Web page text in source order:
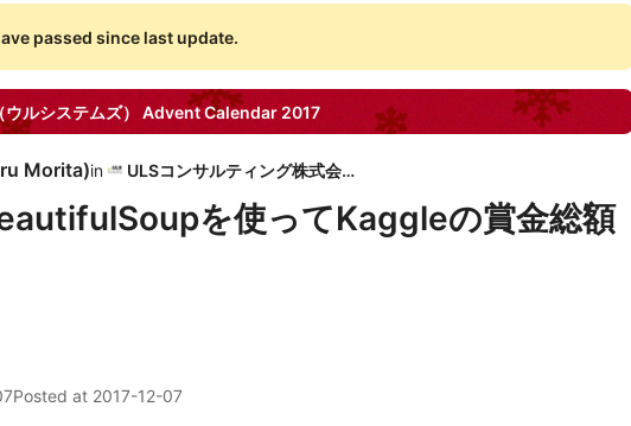
passed since last update.
ルシステムズ） Advent Calendar 2017
Morita)in ULSコンサルティング株式会社
を使ってKaggleの賞金総額
Posted at 2017-12-07